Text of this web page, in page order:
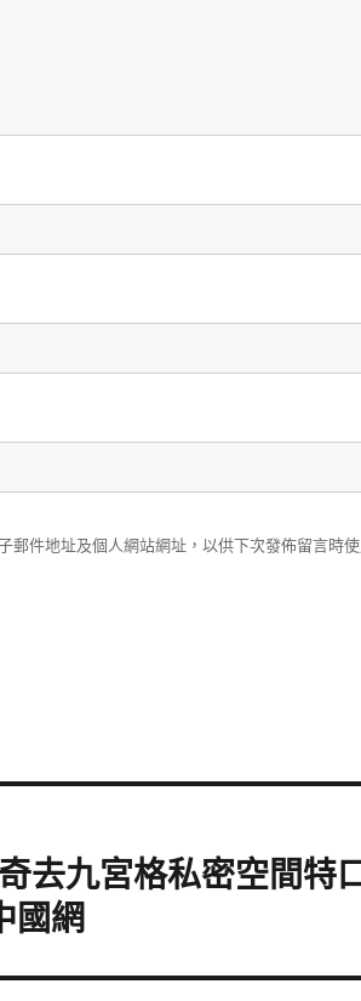
郵件地址及個人網站網址，以供下次發佈留言時使
去九宮格私密空間特
國網